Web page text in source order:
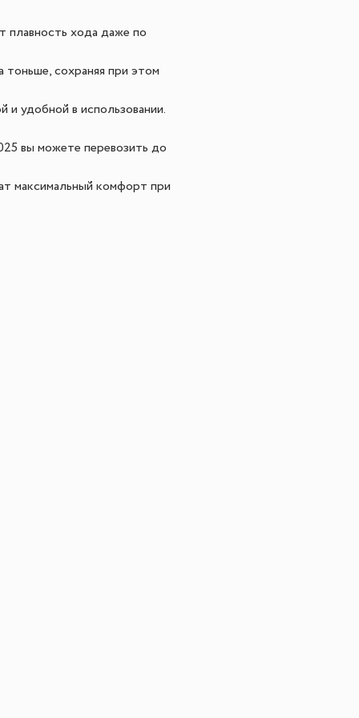
плавность хода даже по
сохраняя при этом
и удобной в использовании.
вы можете перевозить до
максимальный комфорт при